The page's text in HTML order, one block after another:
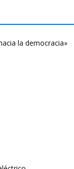
la democracia»